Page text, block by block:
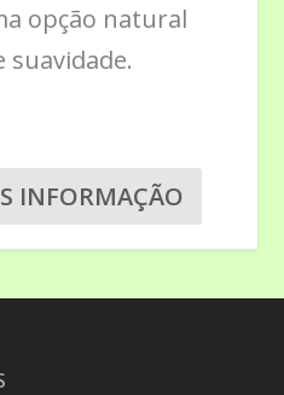
opção natural
suavidade.
INFORMAÇÃO